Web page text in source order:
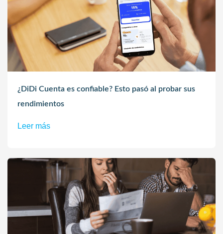
¿DiDi Cuenta es confiable? Esto pasó al probar sus
rendimientos
Leer más